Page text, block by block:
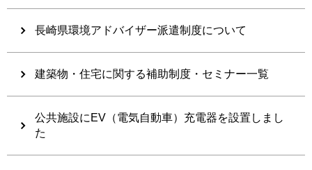
長崎県環境アドバイザー派遣制度について
建築物・住宅に関する補助制度・セミナー一覧
公共施設にEV（電気自動車）充電器を設置しまし
た